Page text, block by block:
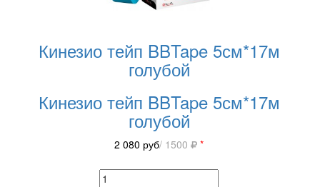
Кинезио тейп BBTape 5см*17м
голубой
Кинезио тейп BBTape 5см*17м
голубой
2 080 руб/ 1500 *